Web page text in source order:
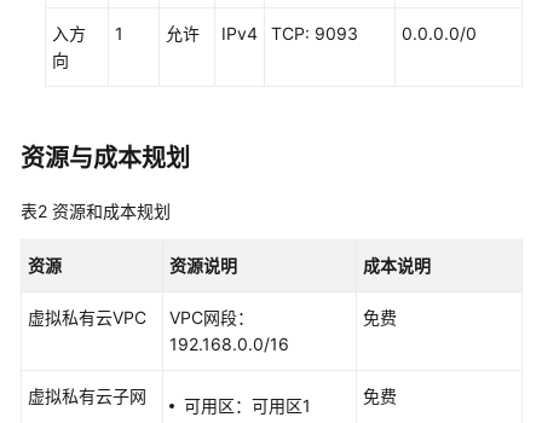
ECS
站
门
助
汇
入方
向
1 允许 IPv4 TCP: 9093 0.0.0.0/0
资源与成本规划
表2 资源和成本规划
资源 资源说明 成本说明
虚拟私有云VPC
VPC网段：
192.168.0.0/16
免费
虚拟私有云子网
可用区：可用区1
免费